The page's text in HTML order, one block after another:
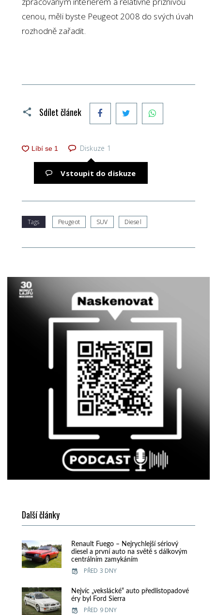
cenou, měli byste Peugeot 2008 do svých úvah
rozhodně zařadit.
Sdílet článek FacebookTwitter
Diskuze 1
Vstoupit do diskuze
Tags Peugeot SUV Diesel
Další články
Renault Fuego – Nejrychlejší sériový
diesel a první auto na světě s dálkovým
centrálním zamykáním
PŘED 3 DNY
Nejvíc „vekslácké“ auto předlistopadové
éry byl Ford Sierra
PŘED 9 DNY